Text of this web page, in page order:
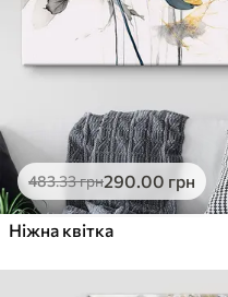
483.33грн290.00 грн
Ніжна квітка